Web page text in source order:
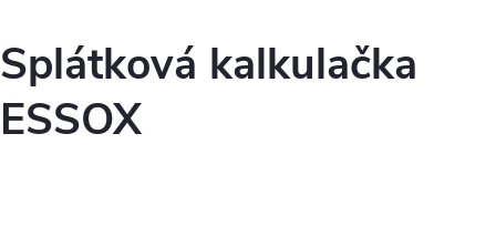
Splátková kalkulačka
ESSOX